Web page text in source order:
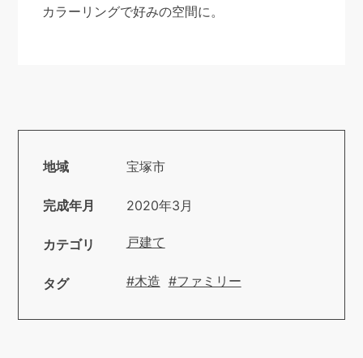
カラーリングで好みの空間に。
地域 宝塚市
完成年月 2020年3月
カテゴリ 戸建て
タグ #木造 #ファミリー